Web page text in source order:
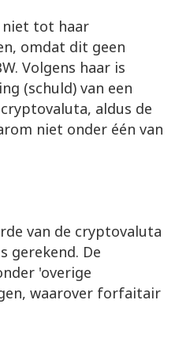
niet tot haar
omdat dit geen
Volgens haar is
(schuld) van een
aldus de
niet onder één van
van de cryptovaluta
gerekend. De
'overige
waarover forfaitair